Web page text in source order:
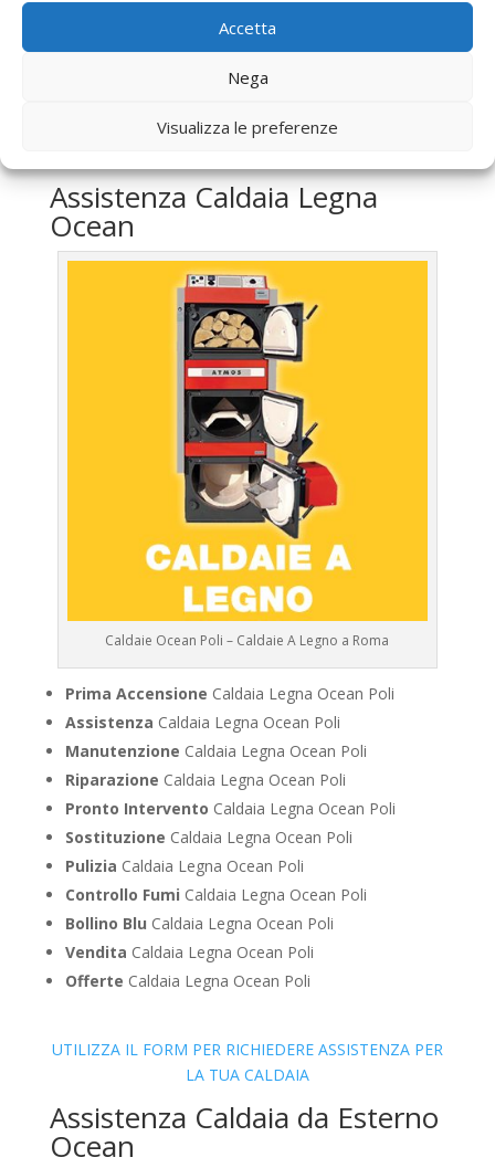
Accetta
Nega
Visualizza le preferenze
Caldaia Gasolio Ocean Poli
UTILIZZA IL FORM PER RICHIEDERE ASSISTENZA PER
Assistenza Caldaia Legna
Ocean
Caldaie Ocean Poli – Caldaie A Legno a Roma
Prima Accensione Caldaia Legna Ocean Poli
Assistenza Caldaia Legna Ocean Poli
Manutenzione Caldaia Legna Ocean Poli
Riparazione Caldaia Legna Ocean Poli
Pronto Intervento Caldaia Legna Ocean Poli
Sostituzione Caldaia Legna Ocean Poli
Pulizia Caldaia Legna Ocean Poli
Controllo Fumi Caldaia Legna Ocean Poli
Bollino Blu Caldaia Legna Ocean Poli
Vendita Caldaia Legna Ocean Poli
Offerte Caldaia Legna Ocean Poli
UTILIZZA IL FORM PER RICHIEDERE ASSISTENZA PER
LA TUA CALDAIA
Assistenza Caldaia da Esterno
Ocean